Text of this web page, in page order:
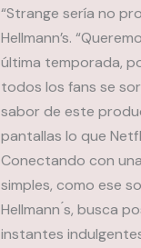
“Strange sería no
Hellmann’s.
última temporada,
todos los fans se
sabor de este
pantallas lo que
Conectando con
simples, como ese
Hellmann ́s, busca
instantes